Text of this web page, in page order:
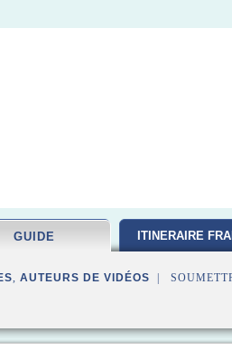
GUIDE ITINERAIRE
, AUTEURS DE VIDÉOS |